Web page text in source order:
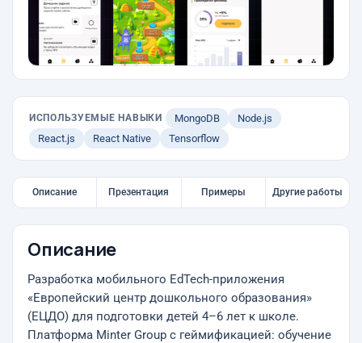
ИСПОЛЬЗУЕМЫЕ НАВЫКИ MongoDB
Node.js
React.js
React Native Tensorflow
Описание Презентация Примеры Другие работы
Описание
Разработка мобильного EdTech-приложения
«Европейский центр дошкольного образования»
(ЕЦДО) для подготовки детей 4–6 лет к школе.
Платформа Minter Group с геймификацией: обучение